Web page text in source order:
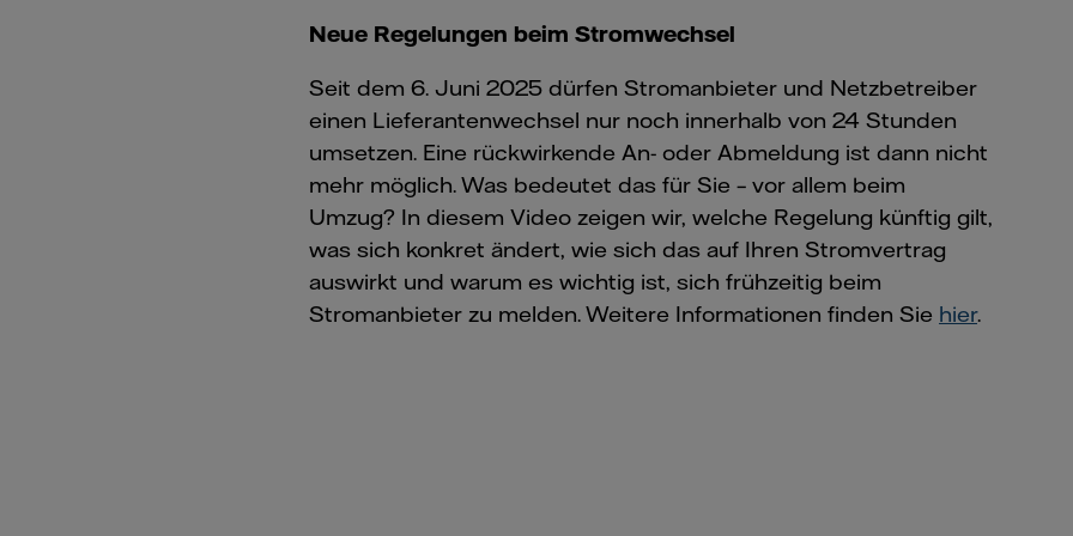
Neue Regelungen beim Stromwechsel
Seit dem 6. Juni 2025 dürfen Stromanbieter und Netzbetreiber
einen Lieferantenwechsel nur noch innerhalb von 24 Stunden
umsetzen. Eine rückwirkende An- oder Abmeldung ist dann nicht
mehr möglich. Was bedeutet das für Sie – vor allem beim
Umzug? In diesem Video zeigen wir, welche Regelung künftig gilt,
was sich konkret ändert, wie sich das auf Ihren Stromvertrag
auswirkt und warum es wichtig ist, sich frühzeitig beim
Stromanbieter zu melden. Weitere Informationen finden Sie hier.